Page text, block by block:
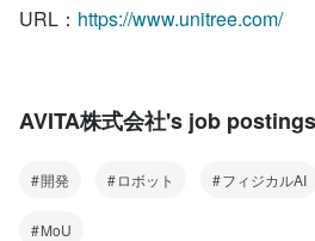
URL： https://www.unitree.com/
AVITA株式会社's job postings
開発 ロボット フィジカルAI
MoU